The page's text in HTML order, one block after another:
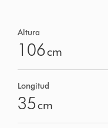
Altura
106cm
Longitud
35cm